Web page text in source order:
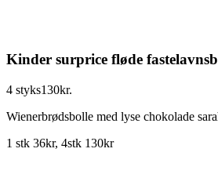
Kinder surprice fløde
4 styks130kr.
Wienerbrødsbolle med lyse chokolade
1 stk 36kr, 4stk 130kr